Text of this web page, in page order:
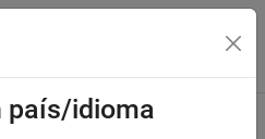
de navegación
país/idioma